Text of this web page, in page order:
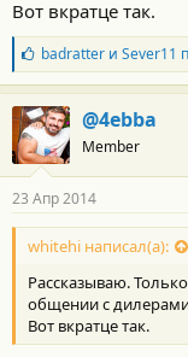
Вот вкратце так.
Б
л
а
г
о
д
а
н
о
с
и
:
badratterи Sever11
@4ebba
Member
23 Апр 2014
whitehi написал(а):
Рассказываю.
общении с
Вот вкратце так.